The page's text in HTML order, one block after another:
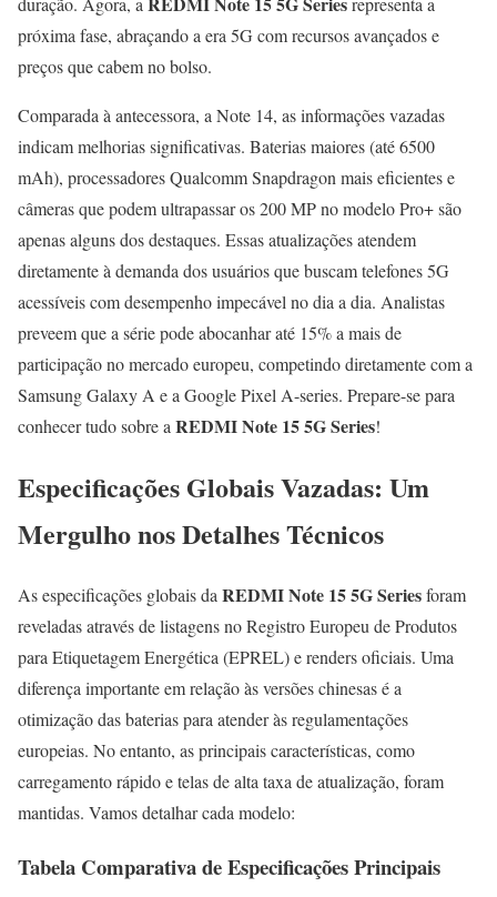
próxima fase, abraçando a era 5G com recursos avançados e
preços que cabem no bolso.
Comparada à antecessora, a Note 14, as informações vazadas
indicam melhorias significativas. Baterias maiores (até 6500
mAh), processadores Qualcomm Snapdragon mais eficientes e
câmeras que podem ultrapassar os 200 MP no modelo Pro+ são
apenas alguns dos destaques. Essas atualizações atendem
diretamente à demanda dos usuários que buscam telefones 5G
acessíveis com desempenho impecável no dia a dia. Analistas
preveem que a série pode abocanhar até 15% a mais de
participação no mercado europeu, competindo diretamente com a
Samsung Galaxy A e a Google Pixel A-series. Prepare-se para
conhecer tudo sobre a REDMI Note 15 5G Series!
Especificações Globais Vazadas: Um
Mergulho nos Detalhes Técnicos
As especificações globais da REDMI Note 15 5G Seriesforam
reveladas através de listagens no Registro Europeu de Produtos
para Etiquetagem Energética (EPREL) e renders oficiais. Uma
diferença importante em relação às versões chinesas é a
otimização das baterias para atender às regulamentações
europeias. No entanto, as principais características, como
carregamento rápido e telas de alta taxa de atualização, foram
mantidas. Vamos detalhar cada modelo:
Tabela Comparativa de Especificações Principais